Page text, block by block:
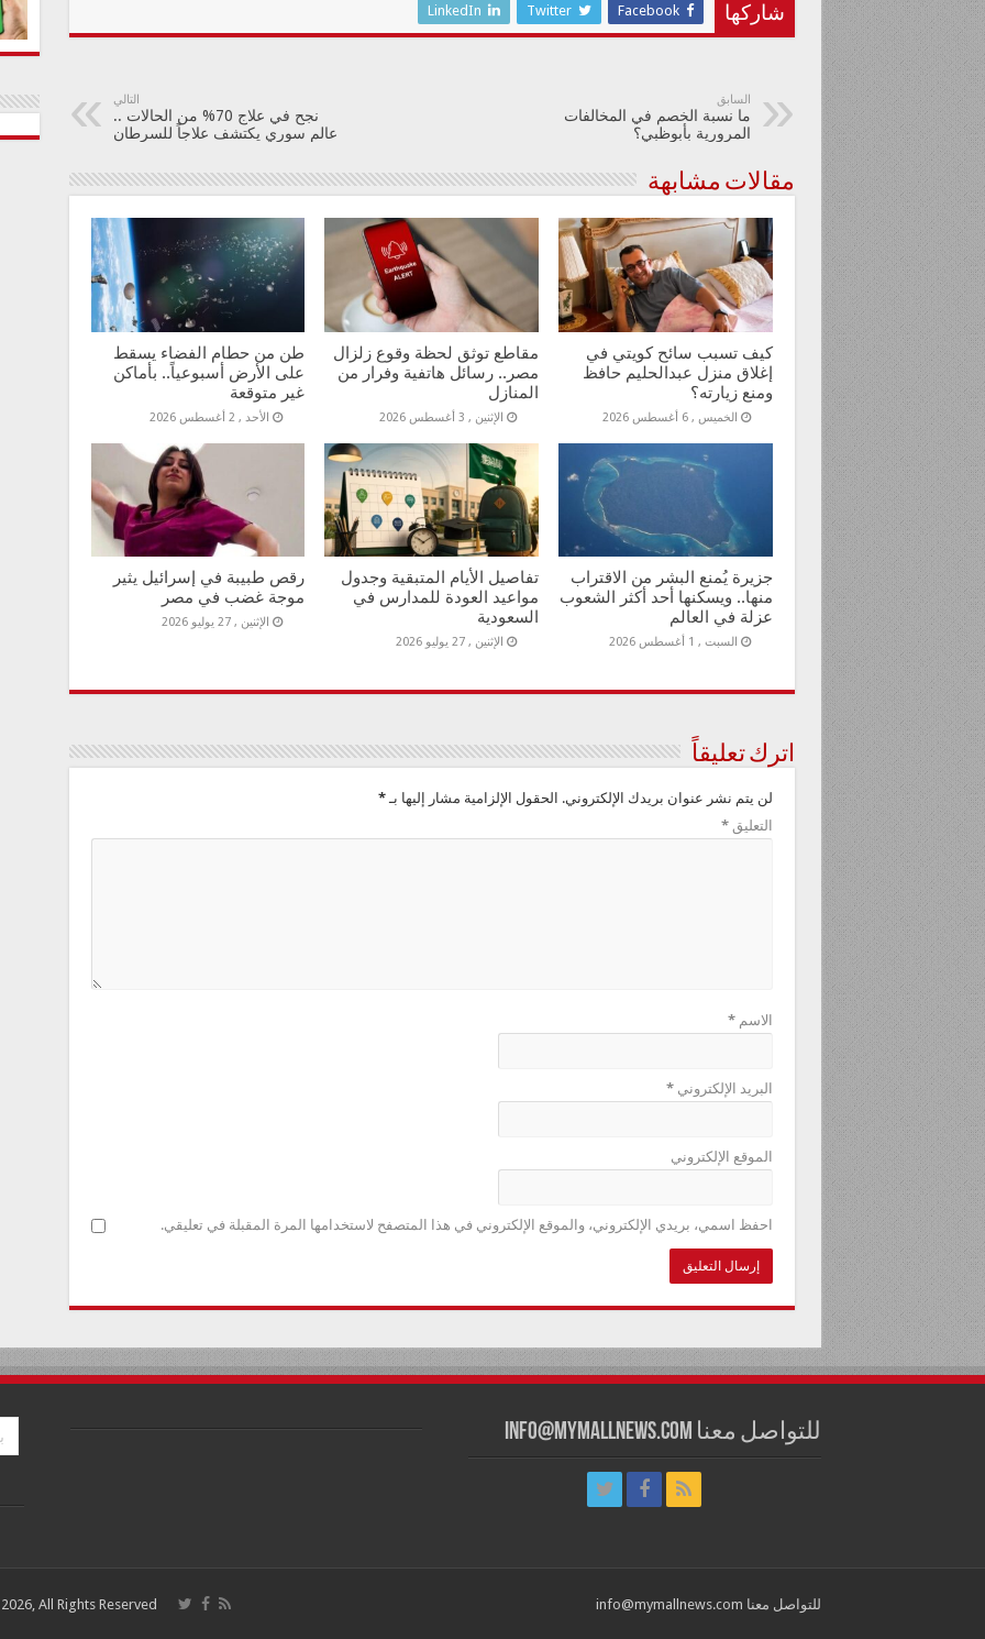
شاركها Facebook
Twitter
LinkedIn
السابق
ما نسبة الخصم في المخالفات
المرورية بأبوظبي؟
التالي
نجح في علاج 70% من الحالات ..
عالم سوري يكتشف علاجاً للسرطان
مقالات مشابهة
كيف تسبب سائح كويتي في
إغلاق منزل عبدالحليم حافظ
ومنع زيارته؟
الخميس , 6 أغسطس 2026
مقاطع توثق لحظة وقوع زلزال
مصر.. رسائل هاتفية وفرار من
المنازل
الإثنين , 3 أغسطس 2026
طن من حطام الفضاء يسقط
على الأرض أسبوعياً.. بأماكن
غير متوقعة
الأحد , 2 أغسطس 2026
جزيرة يُمنع البشر من الاقتراب
منها.. ويسكنها أحد أكثر الشعوب
عزلة في العالم
السبت , 1 أغسطس 2026
تفاصيل الأيام المتبقية وجدول
مواعيد العودة للمدارس في
السعودية
الإثنين , 27 يوليو 2026
رقص طبيبة في إسرائيل يثير
موجة غضب في مصر
الإثنين , 27 يوليو 2026
اترك تعليقاً
لن يتم نشر عنوان بريدك الإلكتروني. الحقول الإلزامية مشار إليها بـ*
التعليق*
الاسم*
البريد الإلكتروني*
الموقع الإلكتروني
احفظ اسمي، بريدي الإلكتروني، والموقع الإلكتروني في هذا المتصفح لاستخدامها المرة المقبلة في تعليقي.
للتواصل معنا info@mymallnews.com
All Rights Reserved للتواصل معنا info@mymallnews.com